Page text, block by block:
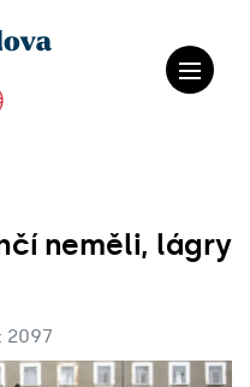
neměli, lágry
2097